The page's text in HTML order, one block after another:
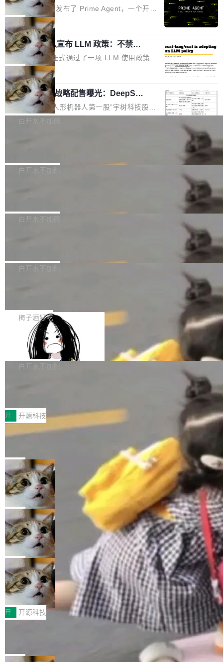
r Day）将在杭州启航。活动面向智能硬件产业
链企业和开发者，邀请行业专家与资深技术顾
问，围绕开源鸿蒙技术能力、设备适配、芯片适
配、功耗与稳定性调优、兼容性测评及统一互联
等内容展开系统讲解和实战交流，帮助企业进一
步了解开源鸿蒙在智能...
opilot coding agent 全部受影响。从检测到完全
恢复，大约 12 小时。 这是 2026 年 8 月的第六
起事故，其中四起与 AI/Copilot 服务相关。 Git
Hub 员工 kdaigle 在 HN 讨论中贴出了一组数
据：2025 年全年 10 亿次 commit。现在，每周
2.75 亿次，全年预计 140 亿次。GitHub...
进的编程 Agent，ARC-AGI 3 超越人类
专家基线
Prime Intellect 发布了 Prime Agent，一个开源
的编程 Agent Harness，核心设计围绕两个抽
象：Recursive Language Model（RLM）和 C
ontinual Harness。在 ARC-AGI 3 基准测试
上，Prime Agent + Opus 5 的组合达到了 95.
5% RHAE Best@1，超过了 ARC 报告的人类专
家基线 95.4%。 不是又一个 coding agent 包装
器 Prime Agent 的架构和市面上大多数 coding
agent 有本质区别。大多数 agent harness 的设
计是基于早期模型的能力—...
局
Rust 项目团队宣布 LLM 政策：不禁
止，但你要承认哪些代码不是你写的
Rust 语言项目正式通过了一项 LLM 使用政策，
覆盖 rust-lang/rust 单一仓库的代码贡献。这不
是项目级别的官方立场，目前由五个团队采纳，
但它可能是主流开源项目中关于 AI 辅助贡献最
细致的一份规则。 政策的核心只有一句话：LLM
可以用来分析、提炼、审阅、建议，但不能用来
不得生成涉及安全性的关键变更，除非作者本身
局
宇树科技 IPO 战略配售曝光：DeepSe
ek 获配 93.3 万股，锁定 36 个月
8月6日晚间，“人形机器人第一股”宇树科技股份
有限公司披露IPO发行价格及战略配售结果，杭
36个月。 公告显示，本次宇树科技战略配售对
员工参与设立的专项资产管理计划。其中，Dee
获配9...
白开水不加糖
Bug fixes and enhancements 修复多次传递同
一个回归问题，该问题导致拉取镜像时会拒绝包
题，该问题可能导致在旧版 Linux 内核...
白开水不加糖
e 孵化器项目管理委员会（IPMC）投票中获得
P）！这一里程碑不仅标志着 Fluss 迈入新的发
白开水不加糖
长期停止内容更新，未能实现其作为“AI版维基百
提交的编辑请求也长期处于待处理状态。 Groki
pedia 于去年底上线，定位为由人工智能生成内
容的百科平台，被马斯克视为传统众包百科网站
维基百科的替代方案。Lawfare 调查发现，无论
热门页面还是低关注度页面，均未出现近期更
白开水不加糖
是这样的：配 MessageSource 的 Bean、写 R
eloadableResourceBundleMessageSource、
声明 LocaleResolver、注册 LocaleChangeInt
erceptor…五六步之后才能看到第一行翻译文
本。 Solon 换了个方式。整个 i18n 模块围绕三
梅子酒好吃
Apache Doris 4.1 全面增强 Iceberg：
支持 UPDATE、MERGE INTO 与 Iceb
erg V3
Apache Doris 4.1 要补齐的，正是缺失的那一
半。在已有查询能力的基础上，Doris 进一步支
常维护操作，并完整支持 Iceberg V3 格式。
白开水不加糖
村国家自主创新示范区会议中心开幕。本届大会
由中关村智联软件服务业质量创新联盟主办，以
“智构可信·质创未来——AI原生时代的质量新范
式”为主题，直面AI从实验室走向规模化产业落地
的核心质量命题。会上，《2026智能研发生产力
工具选型手册》发布，Testin云测的Testin XAge
nt智能测试系统入选AI测试领域代表产品。对CI
O而言，这提示了一个转变：AI测试正在从效率
工具升级为企业的质量基础设施。 CIO面对的新
现实 过去两年，CIO们的焦虑清单上多了两项：
一是如何让大模型和智能体应用安全地从PoC走
向生产，二是如何让测试团队跟得上AI应用...
开 开源科技
让非法状态不可表示：一篇关于 ADT
有一种东西，一旦用过就回不去了。Alex Fedos
eev 管它叫"软件设计的基石"。 他说的东西不新
鲜——代数数据类型（ADT），尤其是和类型
（sum type）。但他说清楚了一件事：这不是类
型系统的学术体操，是日常编码的思维方式。 文
章从一个简单的例子切入。一个网站的深色主题
设置，如果用布尔值 + 可空字段来表示——bool
ean 表示是否可切换，nullable 的默认模式、浅
色方案、深色方案——会产生大量无意义的组
合。方案缺了、配置冲突了、全 null 了。要知道
哪些组合有效，作者说，你得靠"文档、校验、或
者部落知识"。 换个写法。Rust 的 enum，两个
变体：Switchable...
局
Cloudflare 开源内部企业 AI 平台 Clou
dflare OS
Cloudflare 发布了一个开源项目 Cloudflare O
S。如果你只看官方博客，你会觉得这是又一
个"AI 知识库 + 聊天机器人"——每个大厂都在
做，没什么新鲜的。 但 Kenton Varda 在 Twitte
r 上把事情说清楚了： 今天我们发布了 Cloudfla
re OS，一个带连接器的聊天机器人，跟其他所
有科技公司做的一样。只不过，实际上它不一
样。这是 Sandstorm.io 的重制版，我十年前的
那个创业公司。不同的是，这次它构建在 Cloudf
lare Workers 上——我花了九年时间搭建的平台
——并且深度集成了 AI。这基本上是我十年秘密
局
Deno 团队开源 Celld，可自托管的分
布式 Durable Objects
Ryan Dahl 领导的 Deno 团队推出了最新开源项
目 Celld，一个能在自己机器上运行 Cloudflare
Workers 和 Durable Objects 的守护进程。 设
计思路很直接：每个对象是一个独立的 SQLite
数据库，按名称寻址，复制到你自己的 S3 兼容
存储库里。节点之间只通过这个存储库协调——
没有控制平面，没有共识协议。每个对象自带一
个小型数据库，应用天然按分片构建，单个数据
库的竞争和爆炸半径问题在设计层面就被消除
了。 闲置的 cell 会休眠到几乎不占资源。当 cel
局
鲁大师7月新机性能/流畅/AI榜：vivo夺
性能、流畅双第一，三星Galaxy Z系列
新折叠缺席
2026年7月的手机市场，由于存储等硬件成本暴
增，手机厂商的日子也不好过啊，新机速度明显
放缓，因此硝烟味淡了许多。新机参数规格除开
Fold8 / Z Flip8）外，其余要么是中低端机器，
例如iQOO Z11i、REDMI Note 17、REDMI No
开 开源科技
Zed 编辑器团队发布了新项目——DeltaDB，一
个在 git commit 之间记录每一次编辑操作的版